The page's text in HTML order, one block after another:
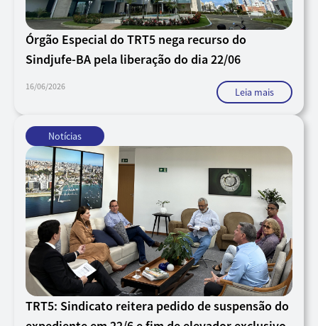
Órgão Especial do TRT5 nega recurso do
Sindjufe-BA pela liberação do dia 22/06
16/06/2026 Leia mais
Notícias
TRT5: Sindicato reitera pedido de suspensão do